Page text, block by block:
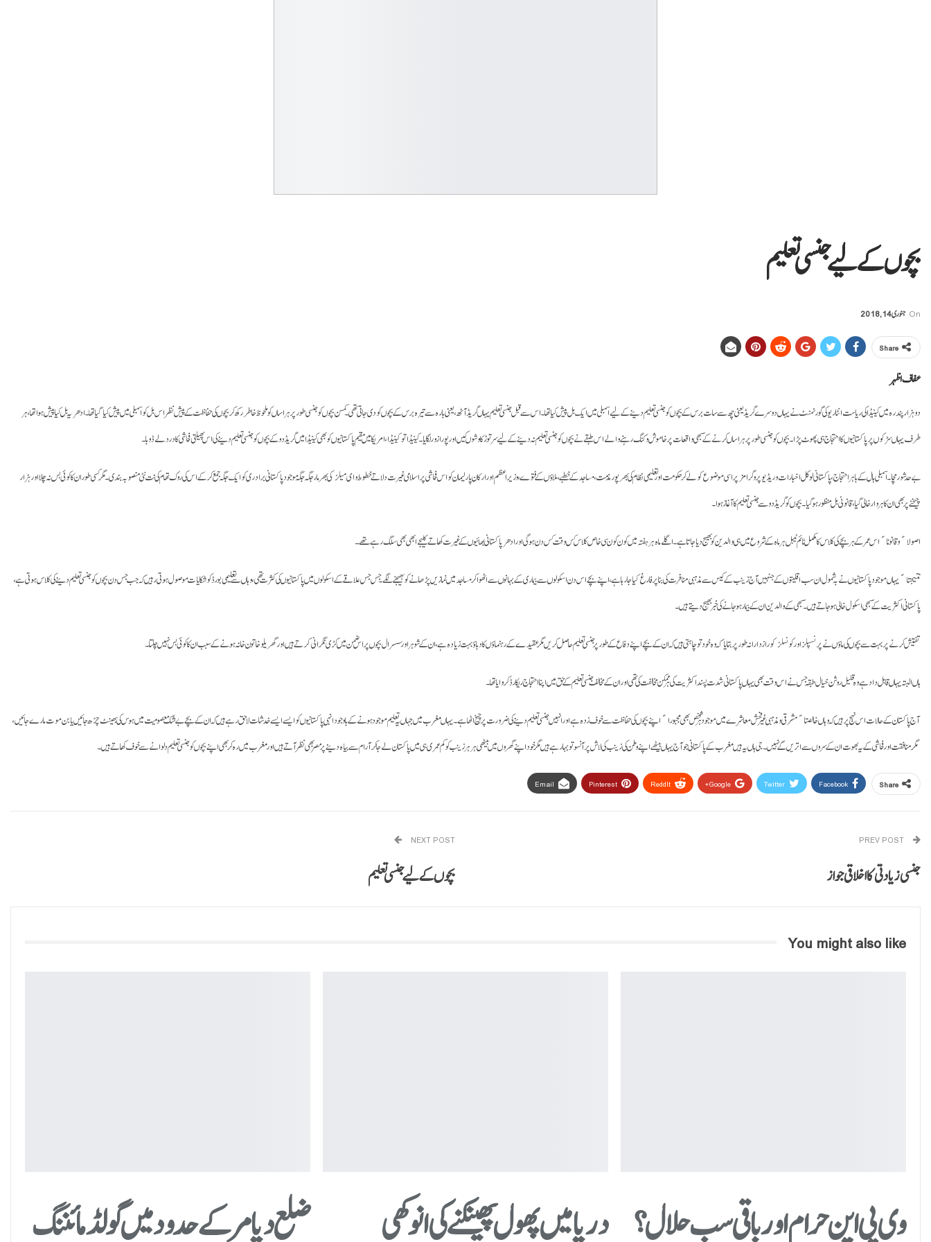
بچوں کے لیے جنسی تعلیم
On جنوری 14, 2018
Share
عفاف اظہر
دو ہزار پندرہ میں کینیڈا کی ریاست انٹاریو کی گورنمنٹ نے یہاں دوسرے گریڈ یعنی چھ سے سات برس کے بچوں کو جنسی تعلیم دینے کے لیے اسمبلی میں ایک بل پیش کیا تھا۔ اس سے قبل جنسی تعلیم یہاں گریڈ آٹھ، یعنی بارہ سے تیرہ برس کے بچوں کو دی جاتی تھی۔کمسن بچوں کو جنسی طور پر ہراساں کو ملحوظ خاطر رکھ کر بچوں کی حفاظت کے پیش نظر اس بل کو اسمبلی میں پیش کیا گیا تھا۔ ادھر یہ بل کیا پیش ہوا تھا، ہر
طرف یہاں سڑکوں پر پاکستانیوں کا احتجاج ہی پھوٹ پڑا۔ بچوں کو جنسی طور پر ہراساں کرنے کے سبھی واقعات پر خاموش و کنگ رہنے والے اس طبقے نے بچوں کو جنسی تعلیم نہ دینے کے لیے سر توڑ کاوشوں کیں اور پورا زور لگایا۔ کینیڈا تو کینیڈا، امریکا میں مقیم پاکستانیوں کو بھی کینیڈا میں گریڈ دو کے بچوں کو جنسی تعلیم دینے کی اس پھیلتی فحاشی کا درد لے ڈوبا۔
بے حد شور مچا۔ اسمبلی ہال کے باہر احتجاج، پاکستانی لوکل اخبارات و ریڈیو پروگرامز پر اسی موضو ع کو لے کر حکومت اور تعلیمی نظام کی بھرپور مذمت، مساجد کے خطبے، ملاؤں کے فتوے، وزیر ا عظم اور ارکان پارلیمان کو اس فحاشی پر اسلامی غیرت دلاتے خطوط و ای میلز کی بھرمار جگہ جگہ موجود پاکستانی برادری کو ایک جگہ جمع کر کے اس کی روک تھام کی نت نئی منصوبہ بندی۔ مگر کسی طور ان کا کوئی بس نہ چلا اور ہزار
چیخنے پر بھی ان کا ہر وار خالی گیا، قانونی بل منظور ہو گیا۔ بچوں کو گریڈ دو سے جنسی تعلیم کا آغاز ہوا۔
اصولاﹰ و قانوناﹰ اس عمر کے ہر بچے کی کلاس کا مکمل ٹائم ٹیبل ہر ماہ کے شروع میں ہی والدین کو بھیج دیا جاتا ہے۔ اگلے ماہ ہر ہفتہ میں کون کون سی خاص کلاس کس وقت کس دن ہوگی اور ادھر پاکستانی بھائیوں کے غیرت کھاتے کلیجے ابھی بھی سلگ رہے تھے۔
نتیجتاﹰ یہاں موجود پاکستانیوں نے بہ شمول ان سب اقلیتوں کے جنہیں آج زینب کے کیس سے مذہبی منافرت کی بنا پر فارغ کیا جا رہا ہے، اپنے بچے اس دن اسکولوں سے بیماری کے بہانوں سے اٹھوا کر مساجد میں نمازیں پڑھانے کو بھیجنے لگے۔ جس جس علاقے کے اسکولوں میں پاکستانیوں کی کثرت تھی، وہاں سے تعلیمی بورڈ کو شکایات موصول ہوتی رہیں کہ جب جس دن بچوں کو جنسی تعلیم دینے کی کلاس ہوتی ہے،
پاکستانی اکثریت کے سبھی اسکول خالی ہو جاتے ہیں۔ سبھی کے والدین ان کے بیمار ہو جانے کی خبر بھیج دیتے ہیں۔
تفتیش کرنے پر بہت سے بچوں کی ماؤں نے پرنسپلز اور کونسلز کو رازدارانہ طور پر بتایا کہ وہ خود تو چاہتی ہیں کہ ان کے بچے اپنے دفاع کے طور پر جنسی تعلیم حاصل کریں مگر عقیدے کے رہنماؤں کا دباؤ بہت زیادہ ہے، ان کے شوہر اور سسرال بچوں پر اس ضمن میں کڑی نگرانی کرتے ہیں اور گھریلو خاتون خانہ ہونے کے سبب ان کا کوئی بس نہیں چلتا۔
ہاں البتہ یہاں قابل داد ہے وہ قلیل روشن خیال طبقہ جس نے اس وقت بھی یہاں پاکستانی شدت پسند اکثریت کی ہر ممکن مخالفت کی تھی اور ان کے مخالف جنسی تعلیم کے حق میں اپنا احتجاج ریکارڈ کروایا تھا۔
آج پاکستان کے حالات اس نہج پر ہیں کہ وہاں خالصتاﹰ مشرقی و مذہبی غیر فحش معاشرے میں موجود ہر شخص بھی مجبوراﹰ اپنے بچوں کی حفاظت سے خوف زدہ ہے اور انہیں جنسی تعلیم دینے کی ضرورت پر چیخ اٹھا ہے۔ یہاں مغرب میں جہاں یہ تعلیم موجود ہونے کے باوجود انہی پاکستانیوں کو ایسے ایسے خدشات لاحق رہے ہیں کہ ان کے بچے بے شک معصومیت میں ہوس کی بھینٹ چڑھ جائیں یا بن موت مارے جائیں،
مگر منافقت اور فحاشی کے یہ بھوت ان کے سروں سے اتریں گے نہیں۔ جی ہاں یہ ہیں مغرب کے پاکستانی جو آج یہاں بیٹھے اپنے وطن کی زینب کی لاش پر آنسو تو بہا رہے ہیں مگر خود اپنےگھروں میں بیٹھی ہر ہر زینب کو کم عمری ہی میں پاکستان لے جا کر آرام سے بیاہ دینے پر مصر بھی نظر آتے ہیں اور مغرب میں رہ کر بھی اپنے بچوں کو جنسی تعلیم دلوانے سے خوف کھاتے ہیں۔
Share
Facebook
Twitter
Google+
ReddIt
Pinterest
Email
جنسی زیادتی کا اخلاقی جواز
NEXT POST
بچوں کے لیے جنسی تعلیم
You might also like
وی پی این حرام اور باقی سب حلال؟ دریا میں پھول پھینکنے کی انوکھی
ضلع دیامر کے حدود میں گولڈ مائننگ